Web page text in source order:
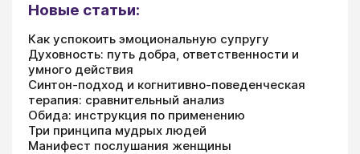
Новые статьи:
Как успокоить эмоциональную супругу
Духовность: путь добра, ответственности и
умного действия
Синтон-подход и когнитивно-поведенческая
терапия: сравнительный анализ
Обида: инструкция по применению
Три принципа мудрых людей
Манифест послушания женщины